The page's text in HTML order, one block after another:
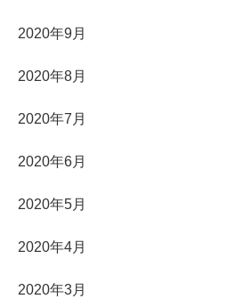
2020年9月
2020年8月
2020年7月
2020年6月
2020年5月
2020年4月
2020年3月